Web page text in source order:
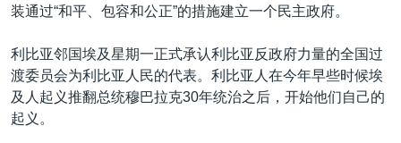
美国之音专访
台海两岸关系
南中国海争端
其他语言网站
装通过“和平、包容和公正”的措施建立一个民主政府。
利比亚邻国埃及星期一正式承认利比亚反政府力量的全国过
渡委员会为利比亚人民的代表。利比亚人在今年早些时候埃
及人起义推翻总统穆巴拉克30年统治之后，开始他们自己的
起义。